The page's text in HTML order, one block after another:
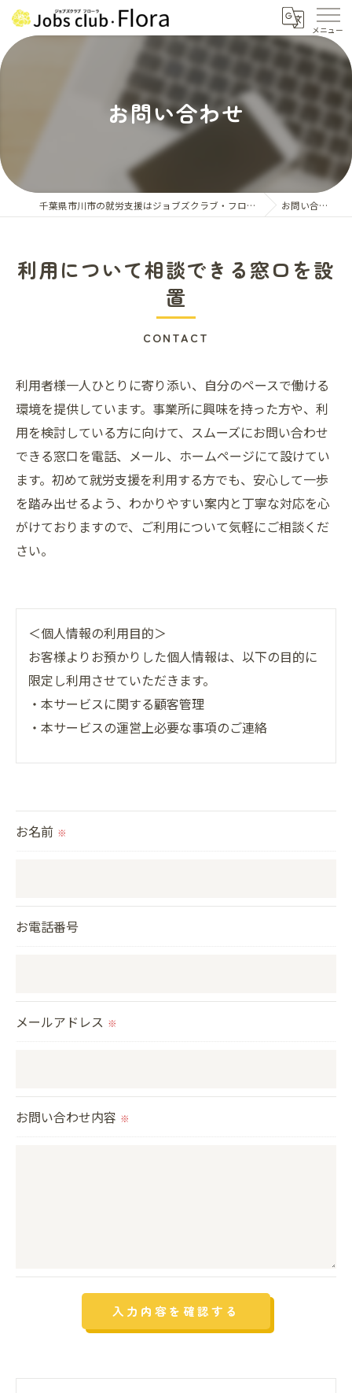
お問い合わせ
千葉県市川市の就労支援はジョブズクラブ・フローラ お問い合わせ
利用について相談できる窓口を設
置
CONTACT
利用者様一人ひとりに寄り添い、自分のペースで働ける
環境を提供しています。事業所に興味を持った方や、利
用を検討している方に向けて、スムーズにお問い合わせ
できる窓口を電話、メール、ホームページにて設けてい
ます。初めて就労支援を利用する方でも、安心して一歩
を踏み出せるよう、わかりやすい案内と丁寧な対応を心
がけておりますので、ご利用について気軽にご相談くだ
さい。
＜個人情報の利用目的＞
お客様よりお預かりした個人情報は、以下の目的に
限定し利用させていただきます。
・本サービスに関する顧客管理
・本サービスの運営上必要な事項のご連絡
られた場合を除き、
当社では、利用目的の達成に必要な範囲において、
当社では、お客様の個人情報の開示･訂正･削除・利
お名前 ※
お電話番号
メールアドレス ※
お問い合わせ内容 ※